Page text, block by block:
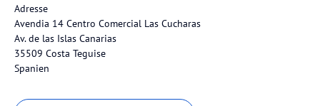
Adresse
Avendia 14 Centro Comercial Las Cucharas
Av. de las Islas Canarias
35509 Costa Teguise
Spanien